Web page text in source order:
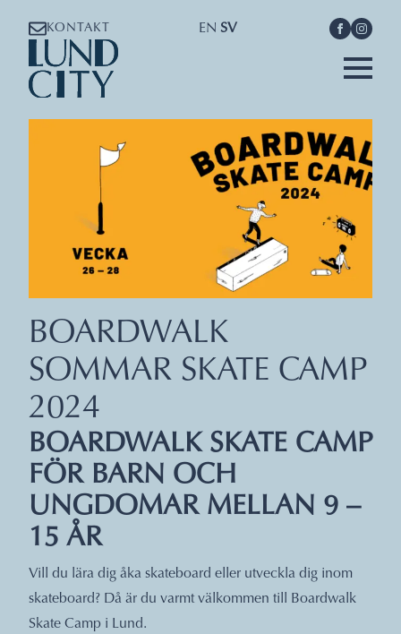
KONTAKT EN SV
BOARDWALK
SOMMAR SKATE CAMP
2024
BOARDWALK SKATE CAMP
FÖR BARN OCH
UNGDOMAR MELLAN 9 –
15 ÅR
Vill du lära dig åka skateboard eller utveckla dig inom
skateboard? Då är du varmt välkommen till Boardwalk
Skate Camp i Lund.